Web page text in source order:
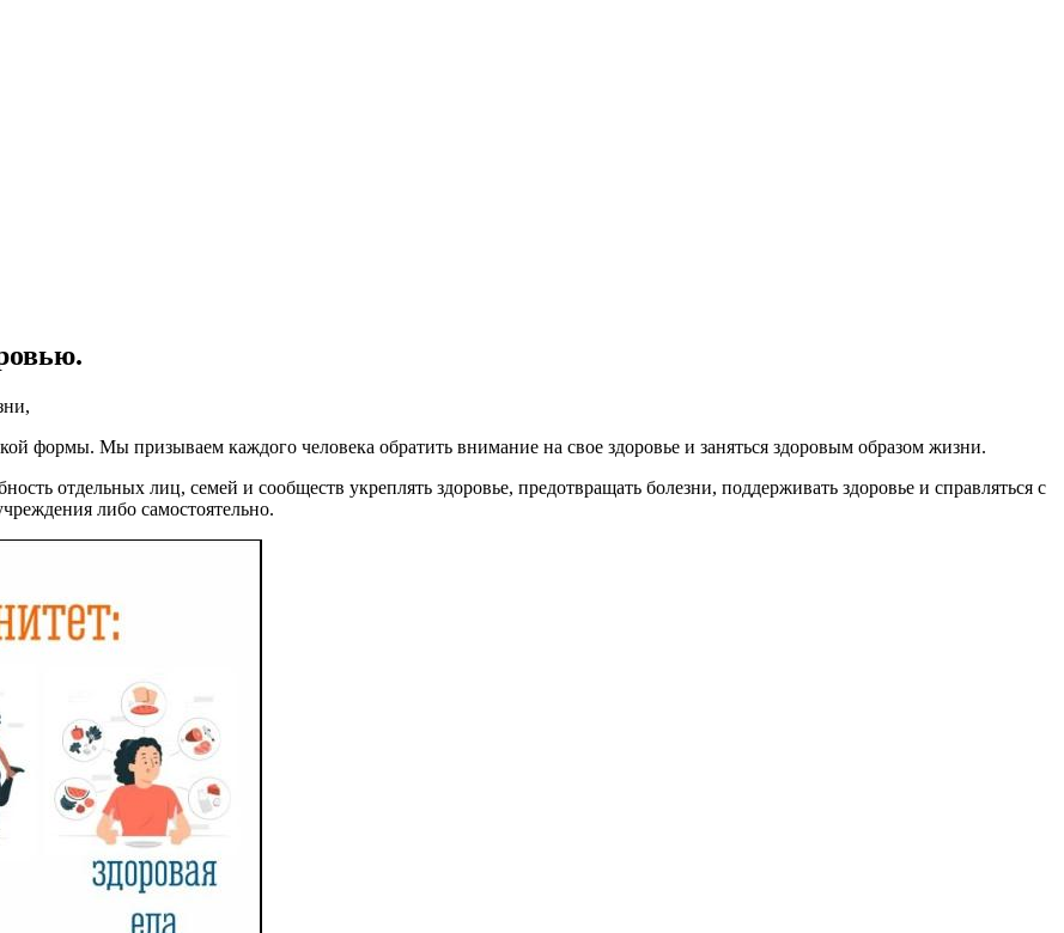
формы. Мы призываем каждого человека обратить внимание на свое здоровье и заняться здоровым образом жизни.
отдельных лиц, семей и сообществ укреплять здоровье, предотвращать болезни, поддерживать здоровье и справляться с
либо самостоятельно.